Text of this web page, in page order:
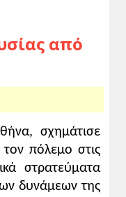
από
σχημάτισε
πόλεμο στις
στρατεύματα
δυνάμεων της